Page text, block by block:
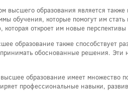
высшего образования является
обучения, которые помогут им
которая откроет им новые
образование также способствует
обоснованные решения. Эти
образование имеет множество
профессиональные навыки,